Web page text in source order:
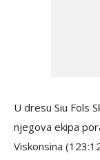
U dresu Siu Fols
njegova ekipa
Viskonsina